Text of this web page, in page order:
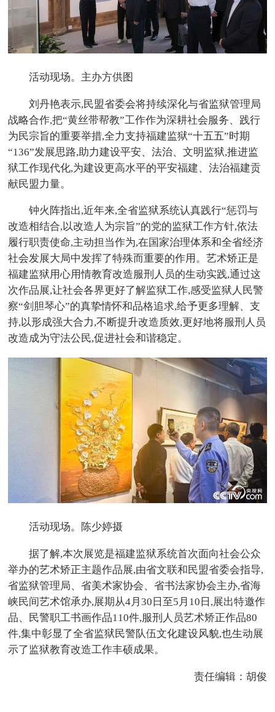
活动现场。主办方供图
刘丹艳表示,民盟省委会将持续深化与省监狱管理局
战略合作,把“黄丝带帮教”工作作为深耕社会服务、践行
为民宗旨的重要举措,全力支持福建监狱“十五五”时期
“136”发展思路,助力建设平安、法治、文明监狱,推进监
狱工作现代化,为建设更高水平的平安福建、法治福建贡
献民盟力量。
钟火阵指出,近年来,全省监狱系统认真践行“惩罚与
改造相结合,以改造人为宗旨”的党的监狱工作方针,依法
履行职责使命,主动担当作为,在国家治理体系和全省经济
社会发展大局中发挥了特殊而重要的作用。艺术矫正是
福建监狱用心用情教育改造服刑人员的生动实践,通过这
次作品展,让社会各界更好了解监狱工作,感受监狱人民警
察“剑胆琴心”的真挚情怀和品格追求,给予更多理解、支
持,以形成强大合力,不断提升改造质效,更好地将服刑人员
改造成为守法公民,促进社会和谐稳定。
活动现场。陈少婷摄
据了解,本次展览是福建监狱系统首次面向社会公众
举办的艺术矫正主题作品展,由省文联和民盟省委会指导,
省监狱管理局、省美术家协会、省书法家协会主办,省海
峡民间艺术馆承办,展期从4月30日至5月10日,展出特邀作
品、民警职工书画作品110件,服刑人员艺术矫正作品80
件,集中彰显了全省监狱民警队伍文化建设风貌,也生动展
示了监狱教育改造工作丰硕成果。
责任编辑：胡俊